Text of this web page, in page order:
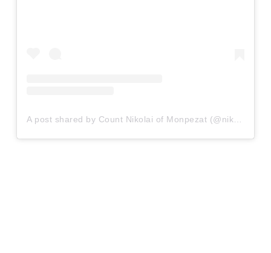
A post shared by Count Nikolai of Monpezat (@nikolaitildanmark)